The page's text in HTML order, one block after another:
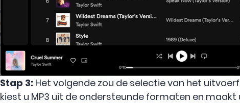
Stap 3: Het volgende zou de selectie van het
kiest u MP3 uit de ondersteunde formaten en